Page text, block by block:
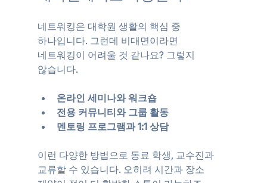
네트워킹은 대학원 생활의 핵심 중
하나입니다. 그런데 비대면이라면
네트워킹이 어려울 것 같나요? 그렇지
않습니다.
온라인 세미나와 워크숍
전용 커뮤니티와 그룹 활동
멘토링 프로그램과 1:1 상담
이런 다양한 방법으로 동료 학생, 교수진과
교류할 수 있습니다. 오히려 시간과 장소